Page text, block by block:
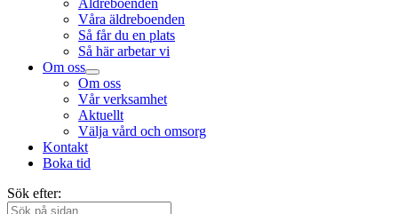
Äldreboenden
Våra äldreboenden
Så får du en plats
Så här arbetar vi
Om oss
Om oss
Vår verksamhet
Aktuellt
Välja vård och omsorg
Kontakt
Boka tid
Sök efter: